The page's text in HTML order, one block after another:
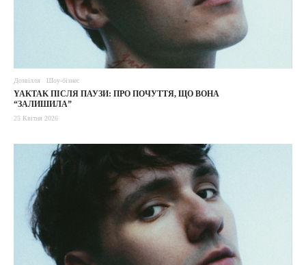
Дозвілля Шоу-бізнес
YAKTAK ПІСЛЯ ПАУЗИ: ПРО ПОЧУТТЯ, ЩО ВОНА
“ЗАЛИШИЛА”
25 Квітня 2026